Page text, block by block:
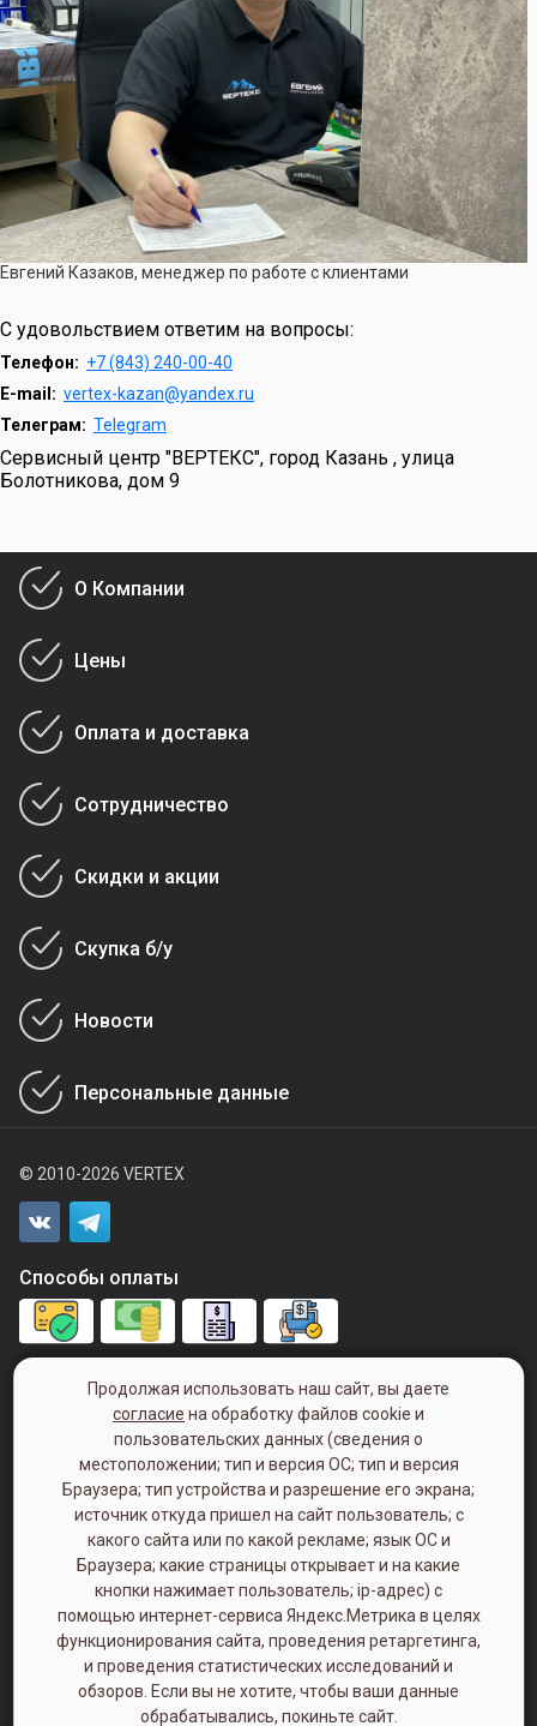
Евгений Казаков, менеджер по работе с клиентами
С удовольствием ответим на вопросы:
Телефон: +7 (843) 240-00-40
E-mail: vertex-kazan@yandex.ru
Телеграм: Telegram
Сервисный центр "ВЕРТЕКС", город Казань , улица
Болотникова, дом 9
О Компании
Цены
Оплата и доставка
Сотрудничество
Скидки и акции
Скупка б/у
Новости
Персональные данные
© 2010-2026 VERTEX
Способы оплаты
+7 (843) 240-00-40
Понедельник - пятница с 9:00 - 18:00
(Суббота, Воскресенье - Выходной)
420033, г. Казань, ул. Болотникова, д. 9
Политика конфиденциальности
Продолжая использовать наш сайт, вы даете
согласие на обработку файлов cookie и
пользовательских данных (сведения о
местоположении; тип и версия ОС; тип и версия
Браузера; тип устройства и разрешение его экрана;
источник откуда пришел на сайт пользователь; с
какого сайта или по какой рекламе; язык ОС и
Браузера; какие страницы открывает и на какие
кнопки нажимает пользователь; ip-адрес) с
помощью интернет-сервиса Яндекс.Метрика в целях
функционирования сайта, проведения ретаргетинга,
и проведения статистических исследований и
обзоров. Если вы не хотите, чтобы ваши данные
обрабатывались, покиньте сайт.